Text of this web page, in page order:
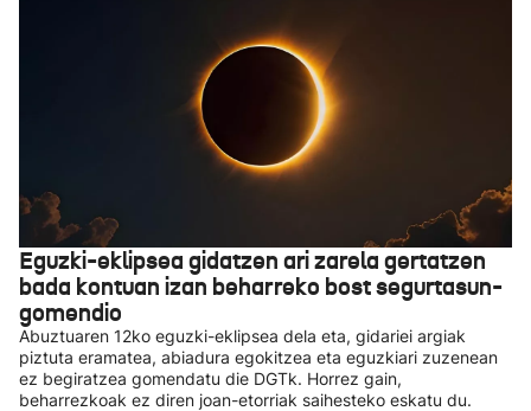
Eguzki-eklipsea gidatzen ari zarela gertatzen
bada kontuan izan beharreko bost segurtasun-
gomendio
Abuztuaren 12ko eguzki-eklipsea dela eta, gidariei argiak
piztuta eramatea, abiadura egokitzea eta eguzkiari zuzenean
ez begiratzea gomendatu die DGTk. Horrez gain,
beharrezkoak ez diren joan-etorriak saihesteko eskatu du.